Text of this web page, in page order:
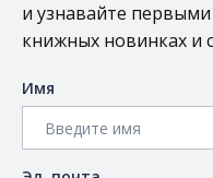
и узнавайте
книжных новинках и
Имя